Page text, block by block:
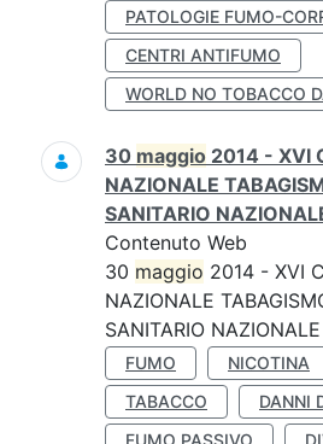
PATOLOGIE FUMO-
CENTRI ANTIFUMO
WORLD NO TOBACCO
30 maggio 2014 - XVI
NAZIONALE
SANITARIO
Contenuto Web
30 maggio 2014 - XVI
NAZIONALE
SANITARIO NAZIONALE
FUMO NICOTINA
TABACCO
DANNI
FUMO PASSIVO